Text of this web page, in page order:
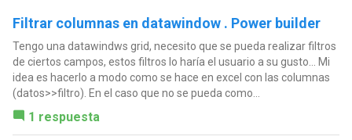
Filtrar columnas en datawindow . Power builder
Tengo una datawindws grid, necesito que se pueda realizar filtros
de ciertos campos, estos filtros lo haría el usuario a su gusto... Mi
idea es hacerlo a modo como se hace en excel con las columnas
(datos>>filtro). En el caso que no se pueda como...
1 respuesta